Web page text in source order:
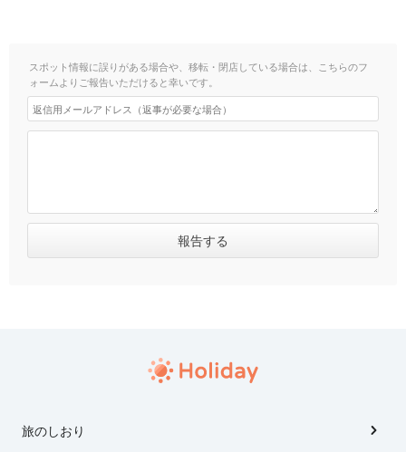
スポット情報に誤りがある場合や、移転・閉店している場合は、こちらのフ
ォームよりご報告いただけると幸いです。
旅のしおり